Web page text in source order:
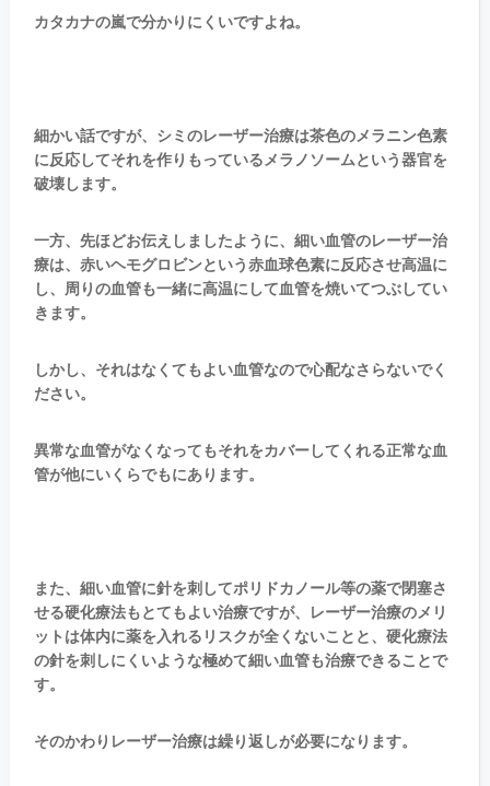
カタカナの嵐で分かりにくいですよね。
細かい話ですが、シミのレーザー治療は茶色のメラニン色素
に反応してそれを作りもっているメラノソームという器官を
破壊します。
一方、先ほどお伝えしましたように、細い血管のレーザー治
療は、赤いヘモグロビンという赤血球色素に反応させ高温に
し、周りの血管も一緒に高温にして血管を焼いてつぶしてい
きます。
しかし、それはなくてもよい血管なので心配なさらないでく
ださい。
異常な血管がなくなってもそれをカバーしてくれる正常な血
管が他にいくらでもにあります。
また、細い血管に針を刺してポリドカノール等の薬で閉塞さ
せる硬化療法もとてもよい治療ですが、レーザー治療のメリ
ットは体内に薬を入れるリスクが全くないことと、硬化療法
の針を刺しにくいような極めて細い血管も治療できることで
す。
そのかわりレーザー治療は繰り返しが必要になります。